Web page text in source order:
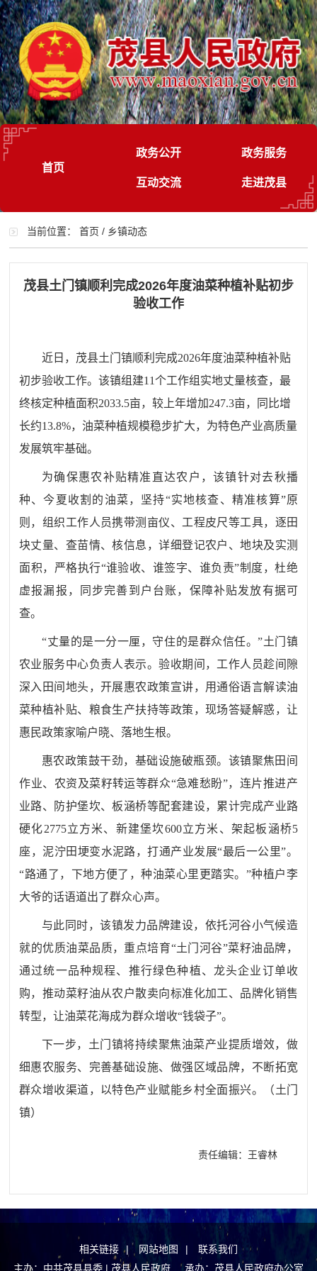
首页
政务公开 政务服务
互动交流 走进茂县
当前位置：首页 / 乡镇动态
茂县土门镇顺利完成2026年度油菜种植补贴初步
验收工作
近日，茂县土门镇顺利完成2026年度油菜种植补贴
初步验收工作。该镇组建11个工作组实地丈量核查，最
终核定种植面积2033.5亩，较上年增加247.3亩，同比增
长约13.8%，油菜种植规模稳步扩大，为特色产业高质量
发展筑牢基础。
为确保惠农补贴精准直达农户，该镇针对去秋播
种、今夏收割的油菜，坚持“实地核查、精准核算”原
则，组织工作人员携带测亩仪、工程皮尺等工具，逐田
块丈量、查苗情、核信息，详细登记农户、地块及实测
面积，严格执行“谁验收、谁签字、谁负责”制度，杜绝
虚报漏报，同步完善到户台账，保障补贴发放有据可
查。
“丈量的是一分一厘，守住的是群众信任。”土门镇
农业服务中心负责人表示。验收期间，工作人员趁间隙
深入田间地头，开展惠农政策宣讲，用通俗语言解读油
菜种植补贴、粮食生产扶持等政策，现场答疑解惑，让
惠民政策家喻户晓、落地生根。
惠农政策鼓干劲，基础设施破瓶颈。该镇聚焦田间
作业、农资及菜籽转运等群众“急难愁盼”，连片推进产
业路、防护堡坎、板涵桥等配套建设，累计完成产业路
硬化2775立方米、新建堡坎600立方米、架起板涵桥5
座，泥泞田埂变水泥路，打通产业发展“最后一公里”。
“路通了，下地方便了，种油菜心里更踏实。”种植户李
大爷的话语道出了群众心声。
与此同时，该镇发力品牌建设，依托河谷小气候造
就的优质油菜品质，重点培育“土门河谷”菜籽油品牌，
通过统一品种规程、推行绿色种植、龙头企业订单收
购，推动菜籽油从农户散卖向标准化加工、品牌化销售
转型，让油菜花海成为群众增收“钱袋子”。
下一步，土门镇将持续聚焦油菜产业提质增效，做
细惠农服务、完善基础设施、做强区域品牌，不断拓宽
群众增收渠道，以特色产业赋能乡村全面振兴。（土门
镇）
责任编辑：王睿林
相关链接 | 网站地图 |
联系我们
主办：中共茂县县委 | 茂县人民政府 承办：茂县人民政府办公室